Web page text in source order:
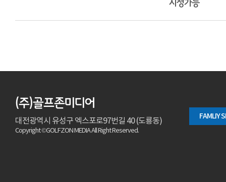
시청가능
(주)골프존미디어
대전광역시 유성구 엑스포로97번길 40 (도룡동)
Copyright ©GOLFZON MEDIA All Right Reserved.
FAMLIY